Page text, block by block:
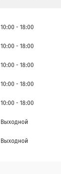
10:00 18:00
10:00 18:00
10:00 18:00
10:00 18:00
10:00 18:00
Выходной
Выходной